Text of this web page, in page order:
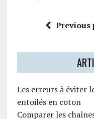
Previous
Les erreurs à éviter
entoilés en coton
Comparer les